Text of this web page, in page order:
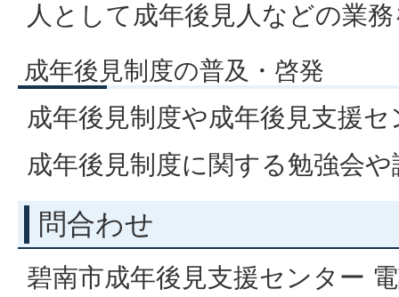
人として成年後見人などの業
成年後見制度の普及・啓発
成年後見制度や成年後見支援セ
成年後見制度に関する勉強会
問合わせ
碧南市成年後見支援センター